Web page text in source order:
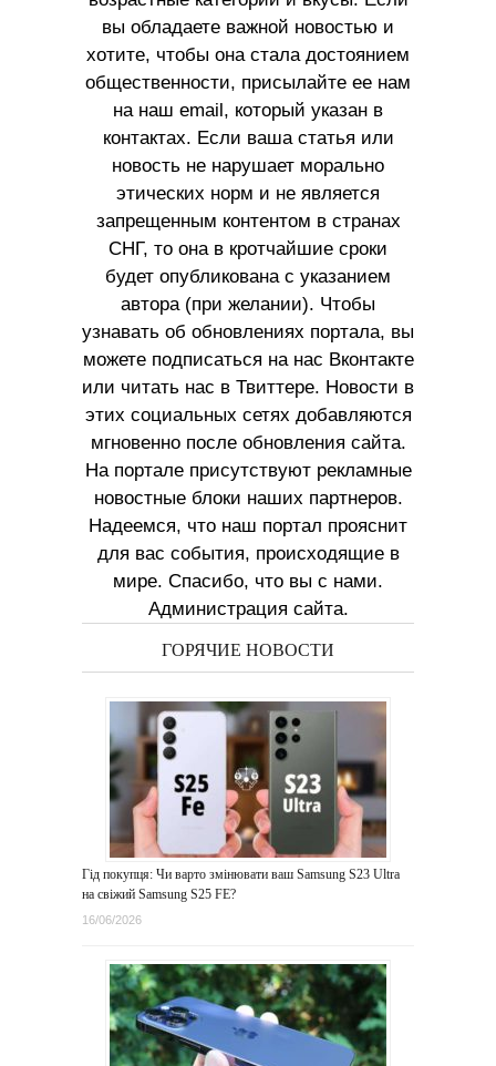
вы обладаете важной новостью и
хотите, чтобы она стала достоянием
общественности, присылайте ее нам
на наш email, который указан в
контактах. Если ваша статья или
новость не нарушает морально
этических норм и не является
запрещенным контентом в странах
СНГ, то она в кротчайшие сроки
будет опубликована с указанием
автора (при желании). Чтобы
узнавать об обновлениях портала, вы
можете подписаться на нас Вконтакте
или читать нас в Твиттере. Новости в
этих социальных сетях добавляются
мгновенно после обновления сайта.
На портале присутствуют рекламные
новостные блоки наших партнеров.
Надеемся, что наш портал прояснит
для вас события, происходящие в
мире. Спасибо, что вы с нами.
Администрация сайта.
ГОРЯЧИЕ НОВОСТИ
Гід покупця: Чи варто змінювати ваш Samsung S23 Ultra
на свіжий Samsung S25 FE?
16/06/2026